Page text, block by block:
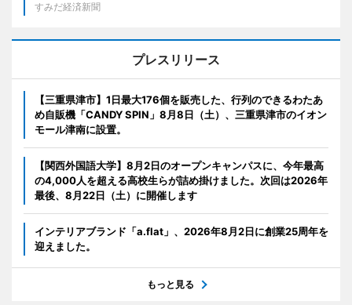
すみだ経済新聞
プレスリリース
【三重県津市】1日最大176個を販売した、行列のできるわたあ
め自販機「CANDY SPIN」8月8日（土）、三重県津市のイオン
モール津南に設置。
【関西外国語大学】8月2日のオープンキャンパスに、今年最高
の4,000人を超える高校生らが詰め掛けました。次回は2026年
最後、8月22日（土）に開催します
インテリアブランド「a.flat」、2026年8月2日に創業25周年を
迎えました。
もっと見る